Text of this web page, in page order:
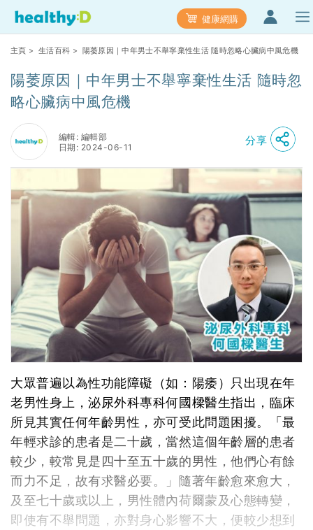
健康網購
主頁 > 生活百科 > 陽萎原因｜中年男士不舉寧棄性生活 隨時忽略心臟病中風危機
陽萎原因｜中年男士不舉寧棄性生活 隨時忽
略心臟病中風危機
編輯: 編輯部
日期: 2024-06-11
分享
大眾普遍以為性功能障礙（如：陽痿）只出現在年
老男性身上，泌尿外科專科何國樑醫生指出，臨床
所見其實任何年齡男性，亦可受此問題困擾。「最
年輕求診的患者是二十歲，當然這個年齡層的患者
較少，較常見是四十至五十歲的男性，他們心有餘
而力不足，故有求醫必要。」隨著年齡愈來愈大，
及至七十歲或以上，男性體內荷爾蒙及心態轉變，
即使有不舉問題，亦對身心影響不大，便較少想到